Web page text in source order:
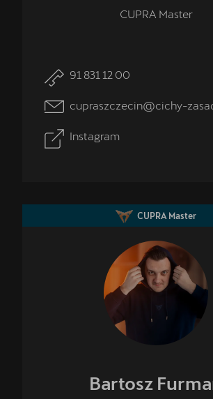
CUPRA Master
91 831 12 00
cupraszczecin@cichy-
Instagram
CUPRA Master
Bartosz